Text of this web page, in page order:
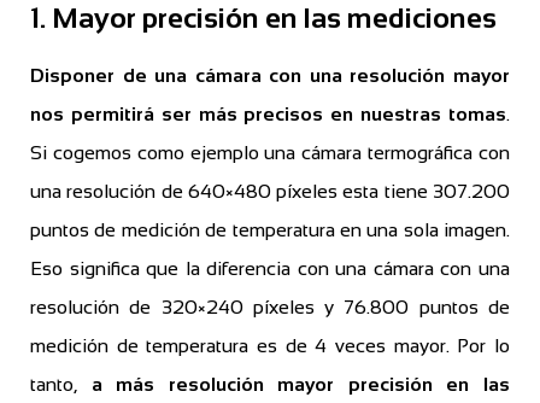
1. Mayor precisión en las mediciones
Disponer de una cámara con una resolución mayor
nos permitirá ser más precisos en nuestras tomas.
Si cogemos como ejemplo una cámara termográfica con
una resolución de 640×480 píxeles esta tiene 307.200
puntos de medición de temperatura en una sola imagen.
Eso significa que la diferencia con una cámara con una
resolución de 320×240 píxeles y 76.800 puntos de
medición de temperatura es de 4 veces mayor. Por lo
tanto, a más resolución mayor precisión en las